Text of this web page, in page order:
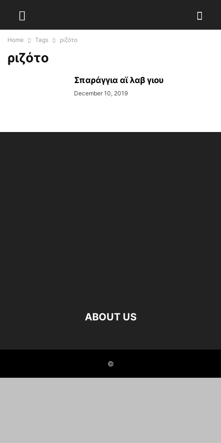
Home Tags ριζότο
ριζότο
Σπαράγγια αϊ λαβ γιου
December 10, 2019
ABOUT US
©